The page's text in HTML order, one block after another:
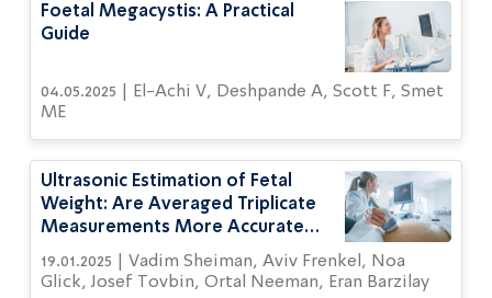
Foetal Megacystis: A Practical
Guide
04.05.2025 | El-Achi V, Deshpande A, Scott F, Smet
ME
Ultrasonic Estimation of Fetal
Weight: Are Averaged Triplicate
Measurements More Accurate
Than Single Measurements?
19.01.2025 | Vadim Sheiman, Aviv Frenkel, Noa
Glick, Josef Tovbin, Ortal Neeman, Eran Barzilay